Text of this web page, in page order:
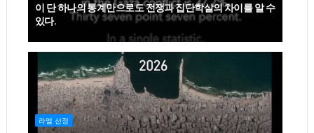
이 단 하나의 통계만으로도 전쟁과 집단학살의 차이를 알 수
있다.
라엘 선정